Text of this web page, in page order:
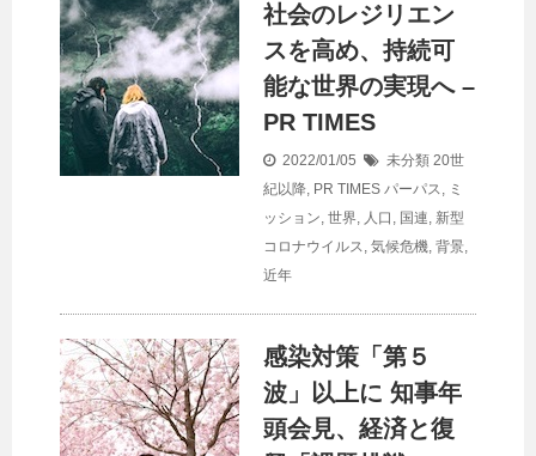
社会のレジリエン
スを高め、持続可
能な世界の実現へ –
PR TIMES
2022/01/05 未分類 20世
紀以降, PR TIMES パーパス, ミ
ッション, 世界, 人口 , 国連, 新型
コロナウイルス, 気候危機, 背景,
近年
感染対策「第５
波」以上に 知事年
頭会見、経済と復